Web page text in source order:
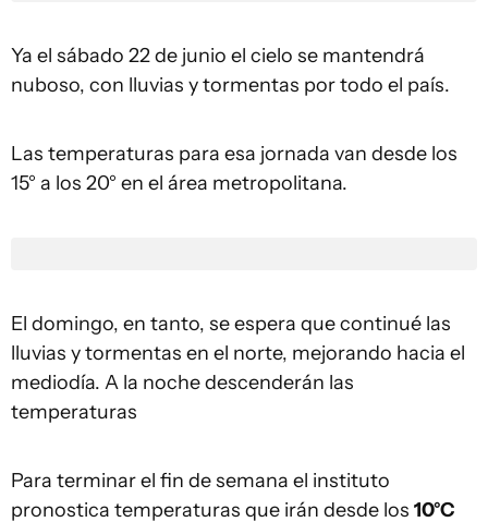
Ya el sábado 22 de junio el cielo se mantendrá
nuboso, con lluvias y tormentas por todo el país.
Las temperaturas para esa jornada van desde los
15° a los 20° en el área metropolitana.
El domingo, en tanto, se espera que continué las
lluvias y tormentas en el norte, mejorando hacia el
mediodía. A la noche descenderán las
temperaturas
Para terminar el fin de semana el instituto
pronostica temperaturas que irán desde los 10°C